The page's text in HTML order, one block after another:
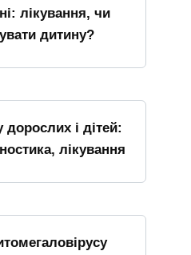
лікування, чи
дитину?
дорослих і дітей:
лікування